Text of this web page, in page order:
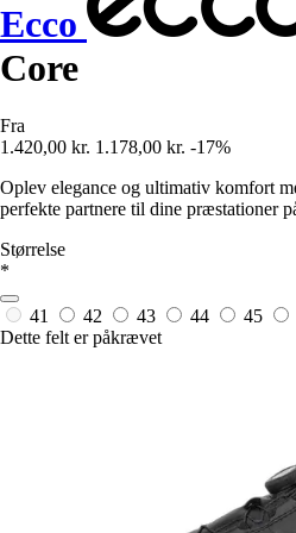
Ecco
Core
Fra
1.420,00 kr. 1.178,00 kr. -17%
Oplev elegance og ultimativ komfort
perfekte partnere til dine præstationer
Størrelse
*
41 42 43 44 45
Dette felt er påkrævet